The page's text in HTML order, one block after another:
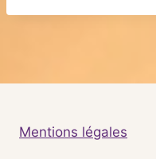
Mentions légales